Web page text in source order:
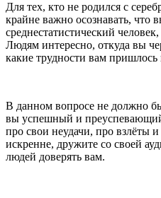
Для тех, кто не родился с
крайне важно осознавать, что
среднестатистический
Людям интересно, откуда вы
какие трудности вам пришлось
В данном вопросе не должно
вы успешный и
про свои неудачи, про взлёты
искренне, дружите со своей
людей доверять вам.